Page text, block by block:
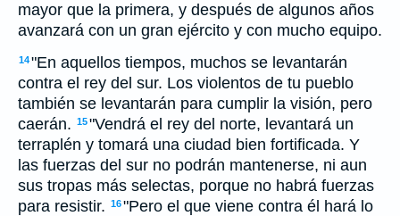
mayor que la primera, y después de algunos años
avanzará con un gran ejército y con mucho equipo.
14"En aquellos tiempos, muchos se levantarán
contra el rey del sur. Los violentos de tu pueblo
también se levantarán para cumplir la visión, pero
caerán. 15"Vendrá el rey del norte, levantará un
terraplén y tomará una ciudad bien fortificada. Y
las fuerzas del sur no podrán mantenerse, ni aun
sus tropas más selectas, porque no habrá fuerzas
para resistir. 16"Pero el que viene contra él hará lo